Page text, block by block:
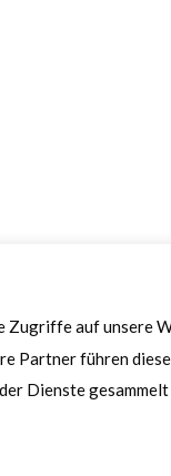
Zugriffe auf unsere
Partner führen
Dienste gesammelt